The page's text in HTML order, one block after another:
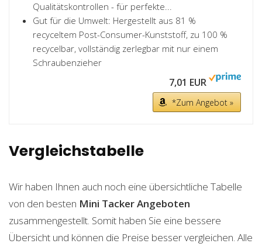
Qualitätskontrollen - für perfekte...
Gut für die Umwelt: Hergestellt aus 81 %
recyceltem Post-Consumer-Kunststoff, zu 100 %
recycelbar, vollständig zerlegbar mit nur einem
Schraubenzieher
7,01 EUR
*Zum Angebot »
Vergleichstabelle
Wir haben Ihnen auch noch eine übersichtliche Tabelle
von den besten Mini TackerAngeboten
zusammengestellt. Somit haben Sie eine bessere
Übersicht und können die Preise besser vergleichen. Alle